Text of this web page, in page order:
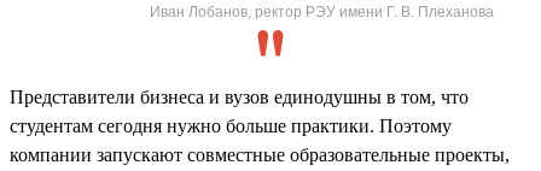
Иван Лобанов, ректор РЭУ имени Г. В. Плеханова
Представители бизнеса и вузов единодушны в том, что
студентам сегодня нужно больше практики. Поэтому
компании запускают совместные образовательные проекты,